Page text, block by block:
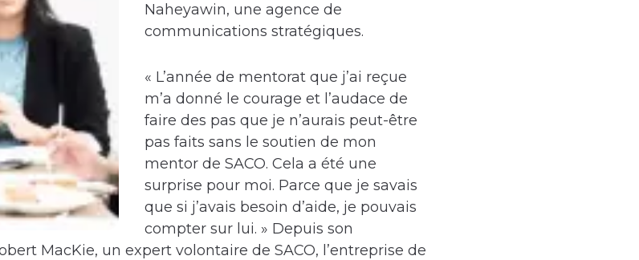
Naheyawin, une agence de
communications stratégiques.
« L’année de mentorat que j’ai reçue
m’a donné le courage et l’audace de
faire des pas que je n’aurais peut-être
pas faits sans le soutien de mon
mentor de SACO. Cela a été une
surprise pour moi. Parce que je savais
que si j’avais besoin d’aide, je pouvais
compter sur lui. » Depuis son
MacKie, un expert volontaire de SACO, l’entreprise de